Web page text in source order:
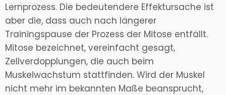
Lernprozess. Die bedeutendere Effektursache ist
aber die, dass auch nach längerer
Trainingspause der Prozess der Mitose entfällt.
Mitose bezeichnet, vereinfacht gesagt,
Zellverdopplungen, die auch beim
Muskelwachstum stattfinden. Wird der Muskel
nicht mehr im bekannten Maße beansprucht,